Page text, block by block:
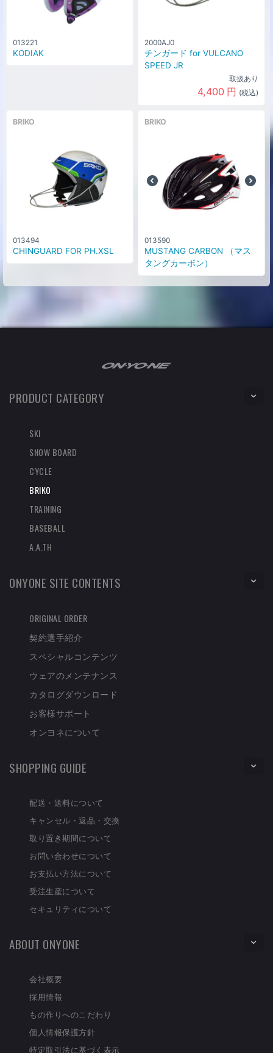
013221
KODIAK
2000AJ0
チンガード for VULCANO
SPEED JR
取扱あり
4,400 円 (税込)
BRIKO
013494
CHINGUARD FOR PH.XSL
BRIKO
013590
MUSTANG CARBON （マス
タングカーボン）
PRODUCT CATEGORY
SKI
SNOW BOARD
CYCLE
BRIKO
TRAINING
BASEBALL
A.A.TH
ONYONE SITE CONTENTS
ORIGINAL ORDER
契約選手紹介
スペシャルコンテンツ
ウェアのメンテナンス
カタログダウンロード
お客様サポート
オンヨネについて
SHOPPING GUIDE
配送・送料について
キャンセル・返品・交換
取り置き期間について
お問い合わせについて
お支払い方法について
受注生産について
セキュリティについて
ABOUT ONYONE
会社概要
採用情報
もの作りへのこだわり
個人情報保護方針
特定取引法に基づく表示